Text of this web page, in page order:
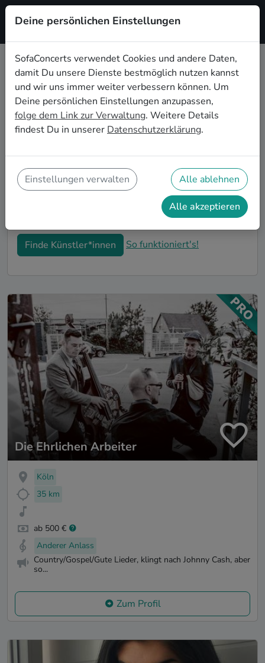
Registrieren
Gospel Live-Musik für den
Junggesellenabschied in Neuss
Gospel Singer-Songwriter*innen und Bands sind die
perfekte Idee für einen außergewöhnlichen
euer JGA zu einem unvergesslichen Highlight - die
Idee für besondere Feierlichkeiten vor der Hochzeit!
Auf SofaConcerts findet ihr Gospel Musiker*innen in
Neuss, die genau zu euren Wünschen und eurem
Finde Künstler*innen So funktioniert's!
Die Ehrlichen Arbeiter
Köln
35 km
ab 500 €
Anderer Anlass
Country/Gospel/Gute Lieder, klingt nach Johnny Cash, aber
so...
Zum Profil
Deine persönlichen Einstellungen
SofaConcerts verwendet Cookies und andere Daten,
damit Du unsere Dienste bestmöglich nutzen kannst
und wir uns immer weiter verbessern können. Um
Deine persönlichen Einstellungen anzupassen,
folge dem Link zur Verwaltung. Weitere Details
findest Du in unserer Datenschutzerklärung.
Einstellungen verwalten Alle ablehnen
Alle akzeptieren